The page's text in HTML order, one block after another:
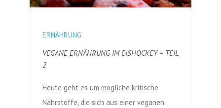
ERNÄHRUNG
VEGANE ERNÄHRUNG IM EISHOCKEY – TEIL
2
Heute geht es um mögliche kritische
Nährstoffe, die sich aus einer veganen